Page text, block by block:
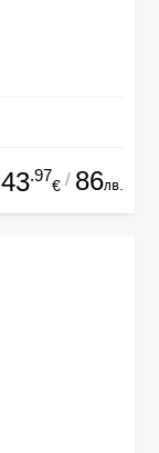
43.97
€ / 86лв.